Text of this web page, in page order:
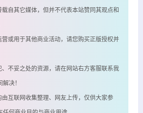
载自其它媒体，但并不代表本站赞同其观点和
营或用于其他商业活动，请您购买正版授权并
、不妥之处的资源，请在网站右方客服联系我
决！
由互联网收集整理、网友上传，仅供大家参